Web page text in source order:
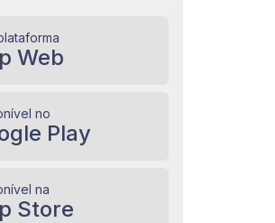
Web
no
Play
na
Store